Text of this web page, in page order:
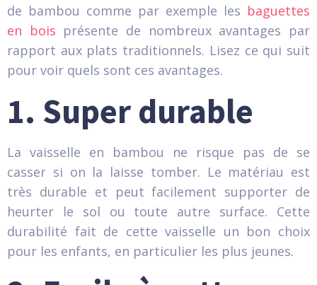
de bambou comme par exemple les baguettes
en bois présente de nombreux avantages par
rapport aux plats traditionnels. Lisez ce qui suit
pour voir quels sont ces avantages.
1. Super durable
La vaisselle en bambou ne risque pas de se
casser si on la laisse tomber. Le matériau est
très durable et peut facilement supporter de
heurter le sol ou toute autre surface. Cette
durabilité fait de cette vaisselle un bon choix
pour les enfants, en particulier les plus jeunes.